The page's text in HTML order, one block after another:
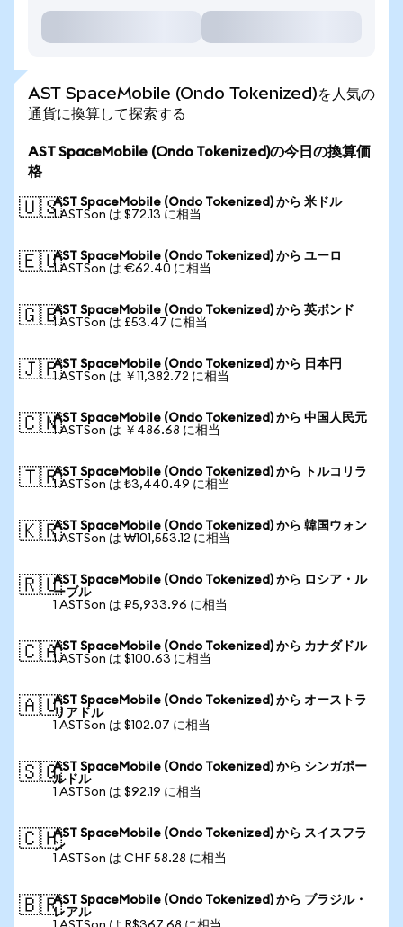
AST SpaceMobile (Ondo Tokenized)を人気の
通貨に換算して探索する
AST SpaceMobile (Ondo Tokenized)の今日の換算価
格
🇺🇸AST SpaceMobile (Ondo Tokenized) から 米ドル
1 ASTSon は $72.13 に相当
🇪🇺AST SpaceMobile (Ondo Tokenized) から ユーロ
1 ASTSon は €62.40 に相当
🇬🇧AST SpaceMobile (Ondo Tokenized) から 英ポンド
1 ASTSon は £53.47 に相当
🇯🇵AST SpaceMobile (Ondo Tokenized) から 日本円
1 ASTSon は ￥11,382.72 に相当
🇨🇳AST SpaceMobile (Ondo Tokenized) から 中国人民元
1 ASTSon は ￥486.68 に相当
🇹🇷AST SpaceMobile (Ondo Tokenized) から トルコリラ
1 ASTSon は ₺3,440.49 に相当
🇰🇷AST SpaceMobile (Ondo Tokenized) から 韓国ウォン
1 ASTSon は ₩101,553.12 に相当
🇷🇺AST SpaceMobile (Ondo Tokenized) から ロシア・ル
ーブル
1 ASTSon は ₽5,933.96 に相当
🇨🇦AST SpaceMobile (Ondo Tokenized) から カナダドル
1 ASTSon は $100.63 に相当
🇦🇺AST SpaceMobile (Ondo Tokenized) から オーストラ
リアドル
1 ASTSon は $102.07 に相当
🇸🇬AST SpaceMobile (Ondo Tokenized) から シンガポー
ルドル
1 ASTSon は $92.19 に相当
🇨🇭AST SpaceMobile (Ondo Tokenized) から スイスフラ
ン
1 ASTSon は CHF 58.28 に相当
🇧🇷AST SpaceMobile (Ondo Tokenized) から ブラジル・
レアル